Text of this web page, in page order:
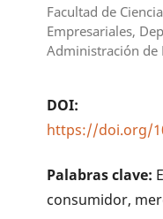
Facultad de
Empresariales,
Administración de
DOI:
https://doi.org/
Palabras clave:
consumidor,